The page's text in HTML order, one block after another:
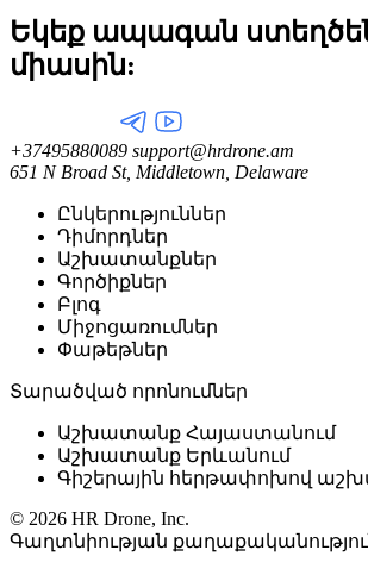
Եկեք ապագան
միասին:
+37495880089 support@hrdrone.am
651 N Broad St, Middletown, Delaware
Ընկերություններ
Դիմորդներ
Աշխատանքներ
Գործիքներ
Բլոգ
Միջոցառումներ
Փաթեթներ
Տարածված որոնումներ
Աշխատանք Հայաստանում
Աշխատանք Երևանում
Գիշերային հերթափոխով
© 2026 HR Drone, Inc.
Գաղտնիության